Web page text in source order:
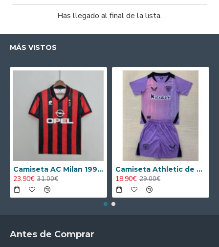
Has llegado al final de la lista.
MÁS VISTOS
Camiseta AC Milan 1995/1996 Local Retro
23.90€ 31.00€
Camiseta Athletic de Bilbao 2024/2025 Alternativo Niño Kit
18.90€ 29.00€
Antes de Comprar